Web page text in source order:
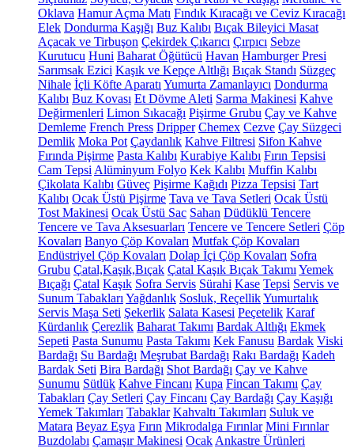
Oklava Hamur Açma Matı Fındık Kıracağı ve Ceviz Kıracağı
Elek Dondurma Kaşığı Buz Kalıbı Bıçak Bileyici Masat
Açacak ve Tirbuşon Çekirdek Çıkarıcı Çırpıcı Sebze
Kurutucu Huni Baharat Öğütücü Havan Hamburger Presi
Sarımsak Ezici Kaşık ve Kepçe Altlığı Bıçak Standı Süzgeç
Nihale İçli Köfte Aparatı Yumurta Zamanlayıcı Dondurma
Kalıbı Buz Kovası Et Dövme Aleti Sarma Makinesi Kahve
Değirmenleri Limon Sıkacağı Pişirme Grubu Çay ve Kahve
Demleme French Press Dripper Chemex Cezve Çay Süzgeci
Demlik Moka Pot Çaydanlık Kahve Filtresi Sifon Kahve
Fırında Pişirme Pasta Kalıbı Kurabiye Kalıbı Fırın Tepsisi
Cam Tepsi Alüminyum Folyo Kek Kalıbı Muffin Kalıbı
Çikolata Kalıbı Güveç Pişirme Kağıdı Pizza Tepsisi Tart
Kalıbı Ocak Üstü Pişirme Tava ve Tava Setleri Ocak Üstü
Tost Makinesi Ocak Üstü Sac Sahan Düdüklü Tencere
Tencere ve Tava Aksesuarları Tencere ve Tencere Setleri Çöp
Kovaları Banyo Çöp Kovaları Mutfak Çöp Kovaları
Endüstriyel Çöp Kovaları Dolap İçi Çöp Kovaları Sofra
Grubu Çatal,Kaşık,Bıçak Çatal Kaşık Bıçak Takımı Yemek
Bıçağı Çatal Kaşık Sofra Servis Sürahi Kase Tepsi Servis ve
Sunum Tabakları Yağdanlık Sosluk, ReçellikYumurtalık
Servis Maşa Seti Şekerlik Salata Kasesi Peçetelik Karaf
Kürdanlık Çerezlik Baharat Takımı Bardak Altlığı Ekmek
Sepeti Pasta Sunumu Pasta Takımı Kek Fanusu Bardak Viski
Bardağı Su Bardağı Meşrubat Bardağı Rakı Bardağı Kadeh
Bardak Seti Bira Bardağı Shot Bardağı Çay ve Kahve
Sunumu Sütlük Kahve Fincanı Kupa Fincan Takımı Çay
Tabakları Çay Setleri Çay Fincanı Çay Bardağı Çay Kaşığı
Yemek Takımları Tabaklar Kahvaltı Takımları Suluk ve
Matara Beyaz Eşya Fırın Mikrodalga Fırınlar Mini Fırınlar
Buzdolabı Çamaşır Makinesi Ocak Ankastre Ürünleri